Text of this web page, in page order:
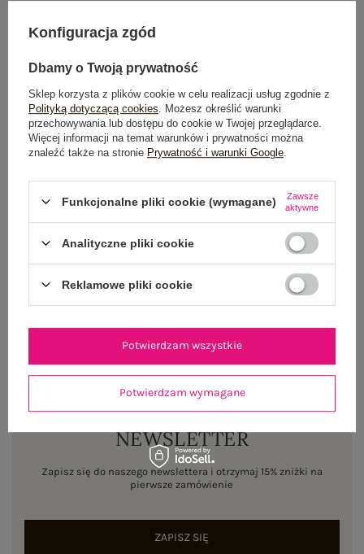
100 dni na zwrot
OPIS PRODUKTU
GŁÓWNE PARAMETRY
ZWROTY I REKLAMACJE
NEWSLETTER
Zapisz się do naszego newslettera i otrzymaj 15% zniżki na
pierwsze zamówienie
ZAPISZ SIĘ
Konfiguracja zgód
Dbamy o Twoją prywatność
Sklep korzysta z plików cookie w celu realizacji usług zgodnie z
Polityką dotyczącą cookies . Możesz określić warunki
przechowywania lub dostępu do cookie w Twojej przeglądarce.
Więcej informacji na temat warunków i prywatności można
znaleźć także na stronie Prywatność i warunki Google
Funkcjonalne pliki cookie (wymagane)
Zawsze
aktywne
Analityczne pliki cookie
Reklamowe pliki cookie
Potwierdzam wymagane
Potwierdzam wszystkie